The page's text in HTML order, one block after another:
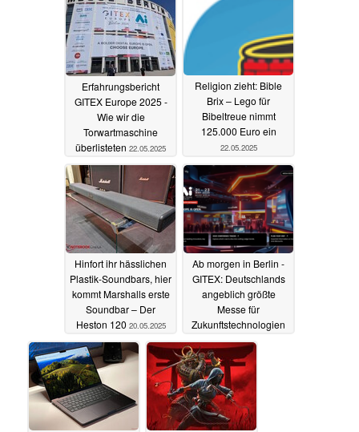
Erfahrungsbericht
GITEX Europe 2025 -
Wie wir die
Torwartmaschine
überlisteten 22.05.2025
Religion zieht: Bible
Brix – Lego für
Bibeltreue nimmt
125.000 Euro ein
22.05.2025
Hinfort ihr hässlichen
Plastik-Soundbars, hier
kommt Marshalls erste
Soundbar – Der
Heston 120 20.05.2025
Ab morgen in Berlin -
GITEX: Deutschlands
angeblich größte
Messe für
Zukunftstechnologien
20.05.2025